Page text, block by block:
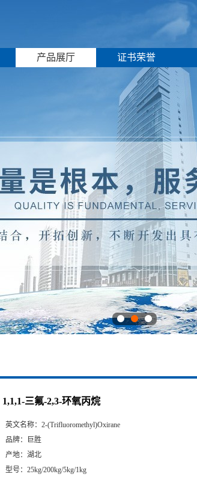
产品展厅 证书荣誉
1,1,1-三氟-2,3-环氧丙烷
英文名称： 2-(Trifluoromethyl)Oxirane
品牌：
巨胜
产地： 湖北
型号： 25kg/200kg/5kg/1kg